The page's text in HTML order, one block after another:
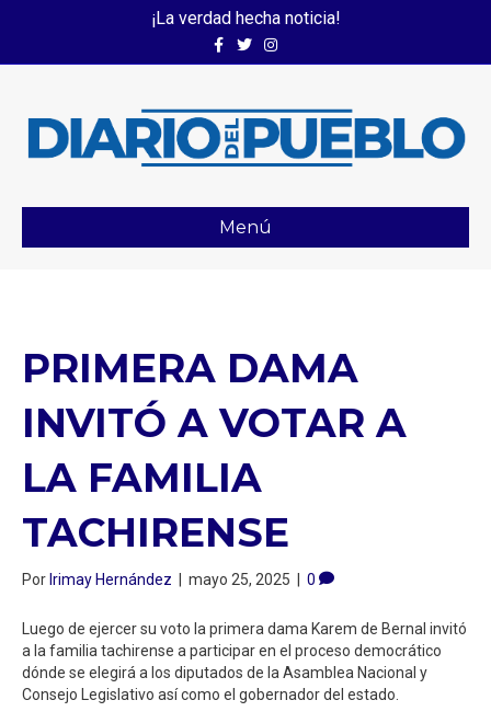
¡La verdad hecha noticia!
FacebookTwitterInstagram
Menú
PRIMERA DAMA
INVITÓ A VOTAR A
LA FAMILIA
TACHIRENSE
PorIrimay Hernández | mayo 25, 2025 | 0
Luego de ejercer su voto la primera dama Karem de Bernal invitó
a la familia tachirense a participar en el proceso democrático
dónde se elegirá a los diputados de la Asamblea Nacional y
Consejo Legislativo así como el gobernador del estado.